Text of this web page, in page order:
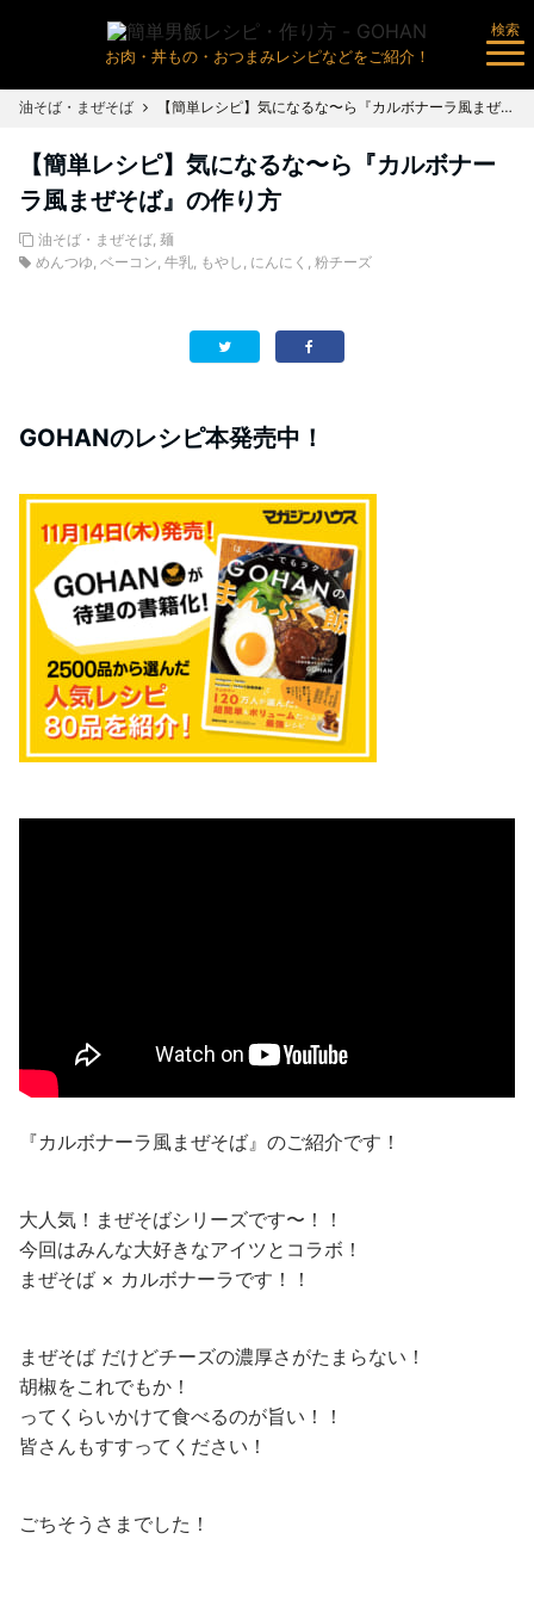
お肉・丼もの・おつまみレシピなどをご紹介！
検索
油そば・まぜそば 【簡単レシピ】気になるな〜ら『カルボナーラ風まぜそば』の作り方
【簡単レシピ】気になるな〜ら『カルボナー
ラ風まぜそば』の作り方
油そば・まぜそば, 麺
めんつゆ, ベーコン, 牛乳, もやし , にんにく , 粉チーズ
GOHANのレシピ本発売中！
『カルボナーラ風まぜそば』のご紹介です！
大人気！まぜそばシリーズです〜！！
今回はみんな大好きなアイツとコラボ！
まぜそば × カルボナーラです！！
まぜそば だけどチーズの濃厚さがたまらない！
胡椒をこれでもか！
ってくらいかけて食べるのが旨い！！
皆さんもすすってください！
ごちそうさまでした！